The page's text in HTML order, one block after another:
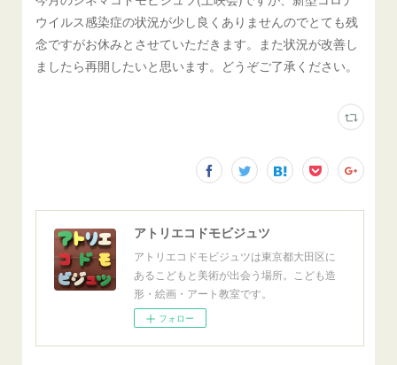
ウイルス感染症の状況が少し良くありませんのでとても残
念ですがお休みとさせていただきます。また状況が改善し
ましたら再開したいと思います。どうぞご了承ください。
アトリエコドモビジュツ
アトリエコドモビジュツは東京都大田区に
あるこどもと美術が出会う場所。こども造
形・絵画・アート教室です。
フォロー